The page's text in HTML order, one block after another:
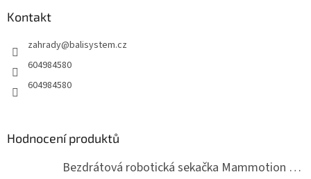
Kontakt
zahrady@balisystem.cz
604984580
604984580
Hodnocení produktů
Bezdrátová robotická sekačka Mammotion LUBA mini 2 1500